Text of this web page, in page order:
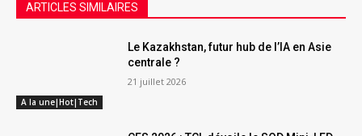
ARTICLES SIMILAIRES
A la une|Hot|Tech
Le Kazakhstan, futur hub de l’IA en Asie
centrale ?
21 juillet 2026